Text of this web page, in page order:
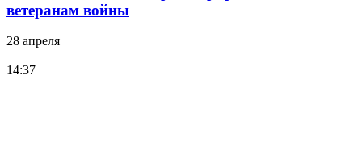
ветеранам войны
28 апреля
14:37